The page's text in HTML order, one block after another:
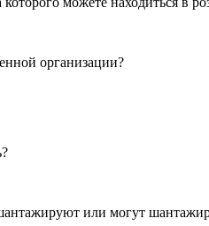
организации?
или могут